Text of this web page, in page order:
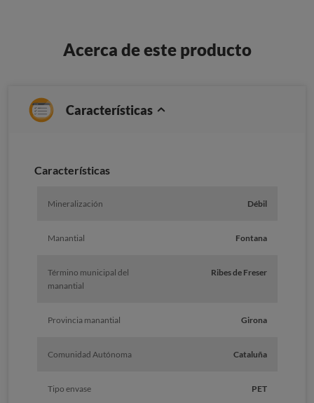
Acerca de este producto
Características
Caracterí­sticas
Mineralización Débil
Manantial Fontana
Término municipal del
manantial
Ribes de Freser
Provincia manantial Girona
Comunidad Autónoma Cataluña
Tipo envase PET